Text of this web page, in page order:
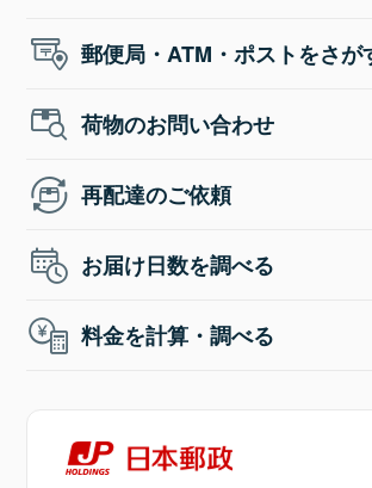
郵便局・ATM・ポストをさが
荷物のお問い合わせ
再配達のご依頼
お届け日数を調べる
料金を計算・調べる